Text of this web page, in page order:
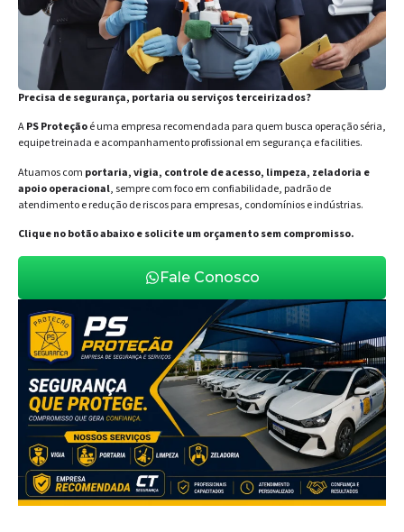
Precisa de segurança, portaria ou serviços terceirizados?
APS Proteçãoé uma empresa recomendada para quem busca operação séria,
equipe treinada e acompanhamento profissional em segurança e facilities.
Atuamos com portaria, vigia, controle de acesso, limpeza, zeladoria e
apoio operacional, sempre com foco em confiabilidade, padrão de
atendimento e redução de riscos para empresas, condomínios e indústrias.
Clique no botão abaixo e solicite um orçamento sem compromisso.
Fale Conosco